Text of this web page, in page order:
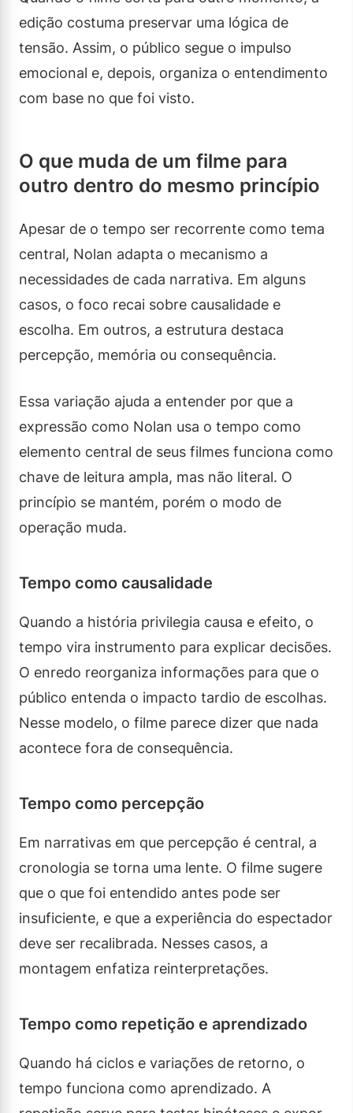
edição costuma preservar uma lógica de
tensão. Assim, o público segue o impulso
emocional e, depois, organiza o entendimento
com base no que foi visto.
O que muda de um filme para
outro dentro do mesmo princípio
Apesar de o tempo ser recorrente como tema
central, Nolan adapta o mecanismo a
necessidades de cada narrativa. Em alguns
casos, o foco recai sobre causalidade e
escolha. Em outros, a estrutura destaca
percepção, memória ou consequência.
Essa variação ajuda a entender por que a
expressão como Nolan usa o tempo como
elemento central de seus filmes funciona como
chave de leitura ampla, mas não literal. O
princípio se mantém, porém o modo de
operação muda.
Tempo como causalidade
Quando a história privilegia causa e efeito, o
tempo vira instrumento para explicar decisões.
O enredo reorganiza informações para que o
público entenda o impacto tardio de escolhas.
Nesse modelo, o filme parece dizer que nada
acontece fora de consequência.
Tempo como percepção
Em narrativas em que percepção é central, a
cronologia se torna uma lente. O filme sugere
que o que foi entendido antes pode ser
insuficiente, e que a experiência do espectador
deve ser recalibrada. Nesses casos, a
montagem enfatiza reinterpretações.
Tempo como repetição e aprendizado
Quando há ciclos e variações de retorno, o
tempo funciona como aprendizado. A